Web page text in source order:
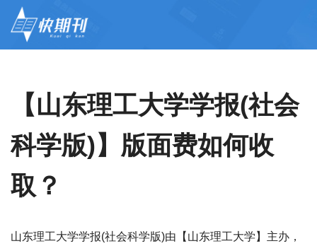
【山东理工大学学报(社会
科学版)】版面费如何收
取？
山东理工大学学报(社会科学版)由【山东理工大学】主办，